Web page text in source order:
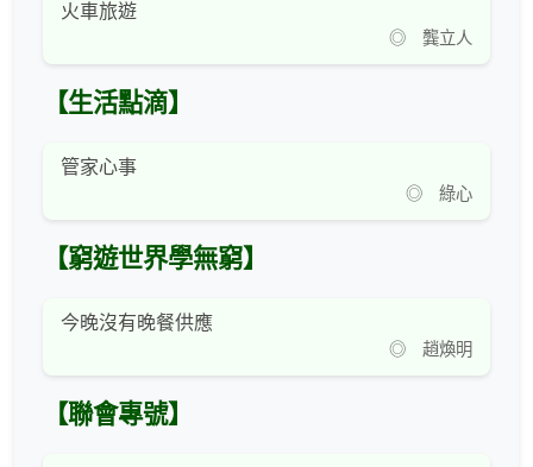
火車旅遊
◎ 龔立人
【生活點滴】
管家心事
◎ 綠心
【窮遊世界學無窮】
今晚沒有晚餐供應
◎ 趙煥明
【聯會專號】